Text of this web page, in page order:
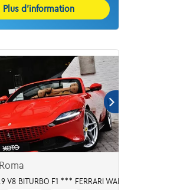
Plus d’information
V8 BITURBO F1 *** FERRARI WARRANTY 07/